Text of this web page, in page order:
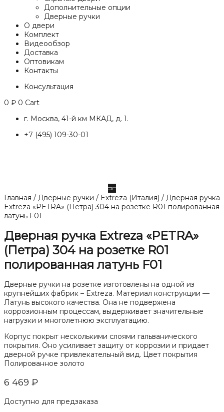
Дополнительные опции
Дверные ручки
О двери
Комплект
Видеообзор
Доставка
Оптовикам
Контакты
Консультация
0 ₽ 0 Cart
г. Москва, 41-й км МКАД, д. 1.
+7 (495) 109-30-01
Главная / Дверные ручки / Extreza (Италия) / Дверная ручка
Extreza «PETRA» (Петра) 304 на розетке R01 полированная
латунь F01
Дверная ручка Extreza «PETRA»
(Петра) 304 на розетке R01
полированная латунь F01
Дверные ручки на розетке изготовлены на одной из
крупнейших фабрик – Extreza. Материал конструкции —
Латунь высокого качества. Она не подвержена
коррозионным процессам, выдерживает значительные
нагрузки и многолетнюю эксплуатацию.
Корпус покрыт несколькими слоями гальванического
покрытия. Оно усиливает защиту от коррозии и придает
дверной ручке привлекательный вид. Цвет покрытия
Полированное золото
6 469 ₽
Доступно для предзаказа